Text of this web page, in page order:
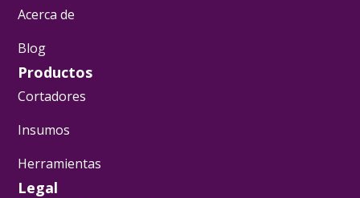
Acerca de
Blog
Productos
Cortadores
Insumos
Herramientas
Legal